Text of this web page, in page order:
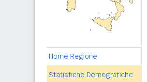
Home Regione
Statistiche Demografiche